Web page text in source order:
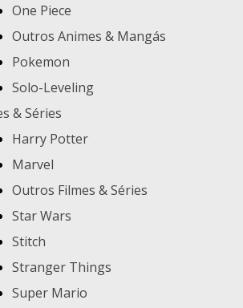
One Piece
Outros Animes & Mangás
Pokemon
Solo-Leveling
& Séries
Harry Potter
Marvel
Outros Filmes & Séries
Star Wars
Stitch
Stranger Things
Super Mario